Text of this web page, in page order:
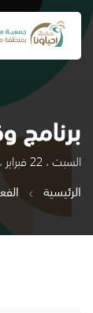
السبت ، 22 فبراير ، 2025 - الجمعة ، 28 فبراير ، 2025
الرئيسية